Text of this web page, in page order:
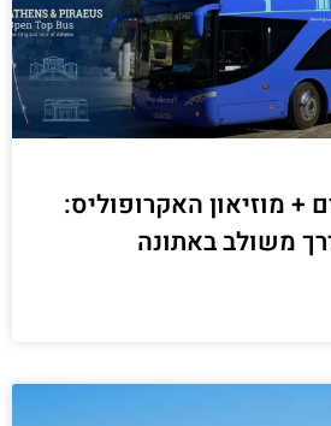
+ מוזיאון האקרופוליס:
משולב באתונה